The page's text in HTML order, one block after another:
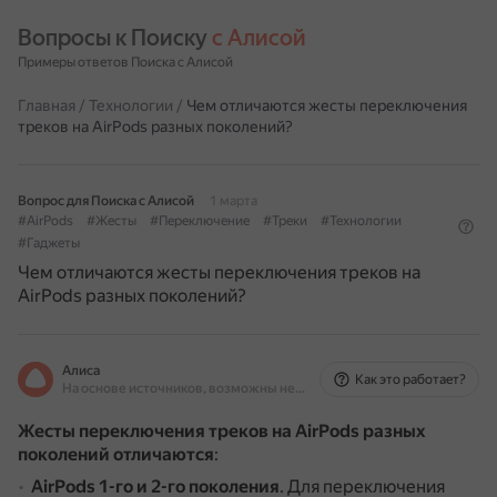
Вопросы к Поиску с Алисой
Примеры ответов Поиска с Алисой
Главная / Технологии / Чем отличаются жесты переключения
треков на AirPods разных поколений?
Вопрос для Поиска с Алисой
1 марта
#AirPods
#Жесты #Переключение #Треки
#Технологии
#Гаджеты
Чем отличаются жесты переключения треков на
AirPods разных поколений?
Алиса
На основе источников, возможны неточности
Как это работает?
Жесты переключения треков на AirPods разных
поколений отличаются:
AirPods 1-го и 2-го поколения. Для переключения